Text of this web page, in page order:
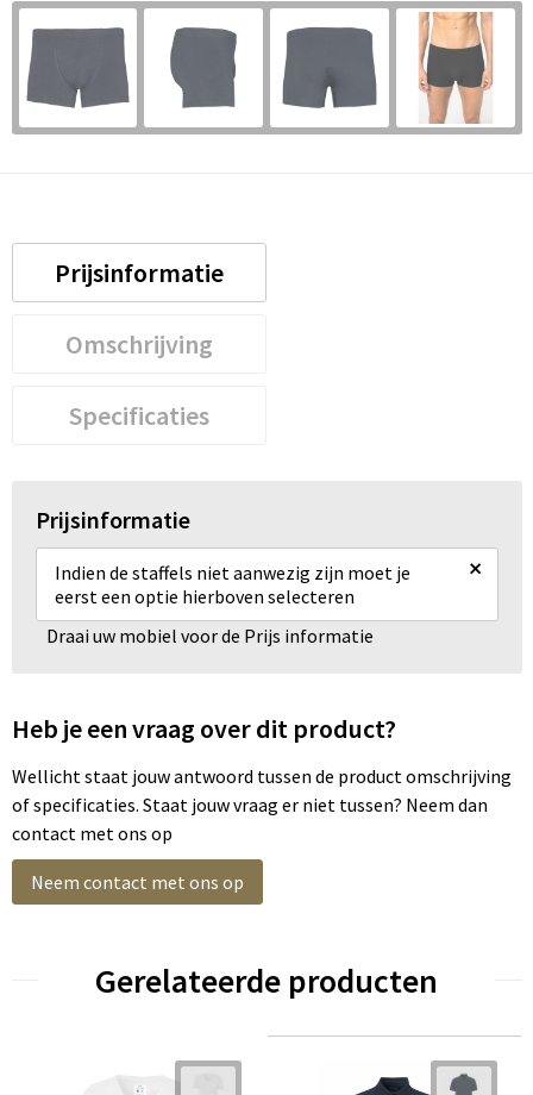
Prijsinformatie
Omschrijving
Specificaties
Prijsinformatie
Indien de staffels niet aanwezig zijn moet je
eerst een optie hierboven selecteren
×
Draai uw mobiel voor de Prijs informatie
Heb je een vraag over dit product?
Wellicht staat jouw antwoord tussen de product omschrijving
of specificaties. Staat jouw vraag er niet tussen? Neem dan
contact met ons op
Neem contact met ons op
Gerelateerde producten